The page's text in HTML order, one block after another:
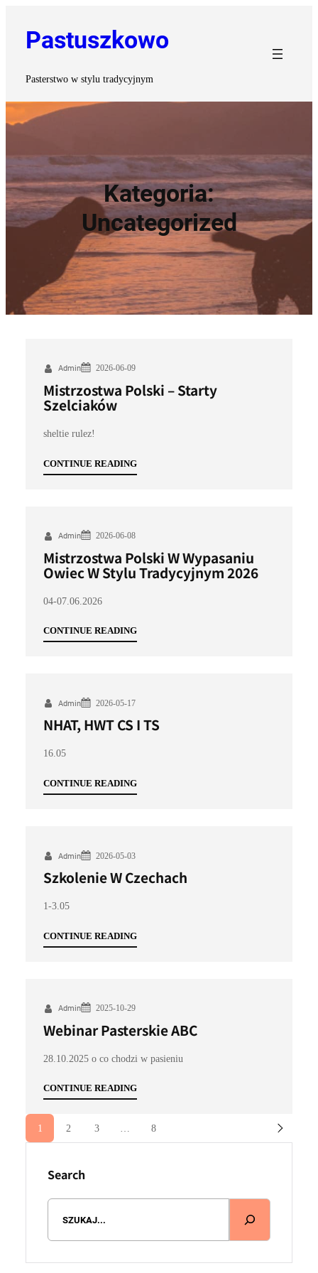
Pastuszkowo
Pasterstwo w stylu tradycyjnym
Kategoria:
Uncategorized
Admin 2026-06-09
Mistrzostwa Polski – Starty
Szelciaków
sheltie rulez!
CONTINUE READING
Admin 2026-06-08
Mistrzostwa Polski W Wypasaniu
Owiec W Stylu Tradycyjnym 2026
04-07.06.2026
CONTINUE READING
Admin 2026-05-17
NHAT, HWT CS I TS
16.05
CONTINUE READING
Admin 2026-05-03
Szkolenie W Czechach
1-3.05
CONTINUE READING
Admin 2025-10-29
Webinar Pasterskie ABC
28.10.2025 o co chodzi w pasieniu
CONTINUE READING
1 2 3 8
Search
S
c